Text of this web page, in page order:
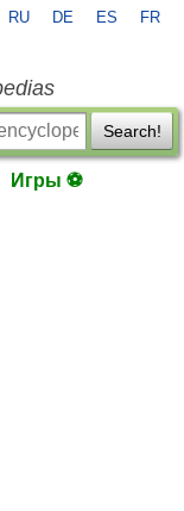
RU DE ES FR
Search!
Игры ⚽